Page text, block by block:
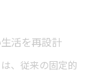
活を再設計
、従来の固定的